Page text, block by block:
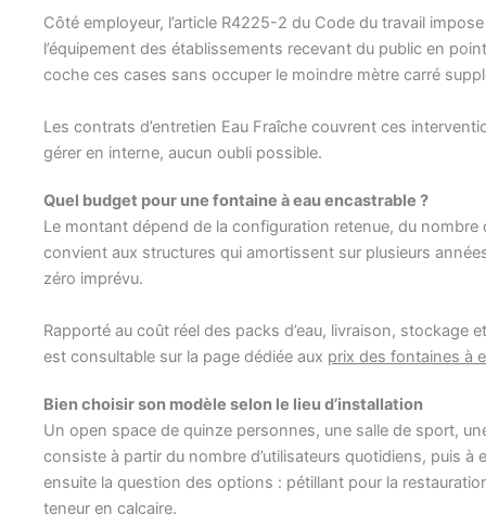
Côté employeur, l’article R4225-2 du Code du travail
l’équipement des établissements recevant du public en
coche ces cases sans occuper le moindre mètre carré
Les contrats d’entretien Eau Fraîche couvrent ces
gérer en interne, aucun oubli possible.
Quel budget pour une fontaine à eau encastrable ?
Le montant dépend de la configuration retenue, du
convient aux structures qui amortissent sur plusieurs
zéro imprévu.
Rapporté au coût réel des packs d’eau, livraison,
est consultable sur la page dédiée aux prix des fontaines à
Bien choisir son modèle selon le lieu d’installation
Un open space de quinze personnes, une salle de sport,
consiste à partir du nombre d’utilisateurs quotidiens, puis
ensuite la question des options : pétillant pour la
teneur en calcaire.